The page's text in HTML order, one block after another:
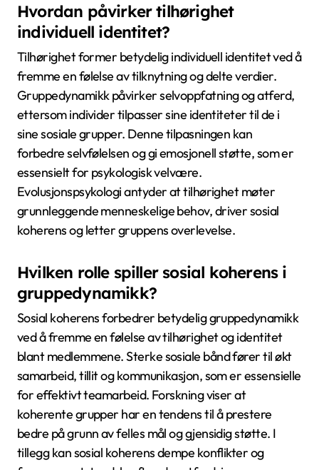
Hvordan påvirker tilhørighet
individuell identitet?
Tilhørighet former betydelig individuell identitet ved å
fremme en følelse av tilknytning og delte verdier.
Gruppedynamikk påvirker selvoppfatning og atferd,
ettersom individer tilpasser sine identiteter til de i
sine sosiale grupper. Denne tilpasningen kan
forbedre selvfølelsen og gi emosjonell støtte, som er
essensielt for psykologisk velvære.
Evolusjonspsykologi antyder at tilhørighet møter
grunnleggende menneskelige behov, driver sosial
koherens og letter gruppens overlevelse.
Hvilken rolle spiller sosial koherens i
gruppedynamikk?
Sosial koherens forbedrer betydelig gruppedynamikk
ved å fremme en følelse av tilhørighet og identitet
blant medlemmene. Sterke sosiale bånd fører til økt
samarbeid, tillit og kommunikasjon, som er essensielle
for effektivt teamarbeid. Forskning viser at
koherente grupper har en tendens til å prestere
bedre på grunn av felles mål og gjensidig støtte. I
tillegg kan sosial koherens dempe konflikter og